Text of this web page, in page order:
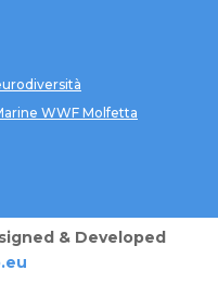
WWF Molfetta
& Developed